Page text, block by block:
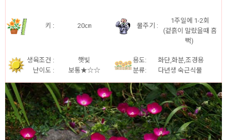
키 : 20㎝ 물주기 :
1주일에 1-2회
(겉흙이 말랐을때 흠
뻑)
생육조건 :
난이도 :
햇빛
보통★☆☆
용도:
분류:
화단,화분,조경용
다년생 숙근식물